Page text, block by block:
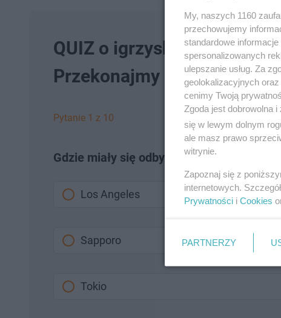
QUIZ o igrzyskach
Przekonajmy się
Pytanie 1 z 10
Gdzie miały się odbyć igrzyska olimpijskie
Los Angeles
Sapporo
Tokio
My, naszych 1160
przechowujemy
standardowe
spersonalizowanych
ulepszanie usług. Za
geolokalizacyjnych
cenimy Twoją
Zgoda jest dobrowolna
się w lewym dolnym
ale masz prawo
witrynie.
Zapoznaj się z
internetowych.
Prywatności i Cookies
PARTNERZY